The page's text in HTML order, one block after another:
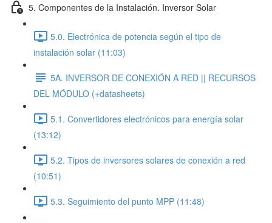
5. Componentes de la Instalación. Inversor Solar
5.0. Electrónica de potencia según el tipo de
instalación solar (11:03)
5A. INVERSOR DE CONEXIÓN A RED || RECURSOS
DEL MÓDULO (+datasheets)
5.1. Convertidores electrónicos para energía solar
(13:12)
5.2. Tipos de inversores solares de conexión a red
(10:51)
5.3. Seguimiento del punto MPP (11:48)